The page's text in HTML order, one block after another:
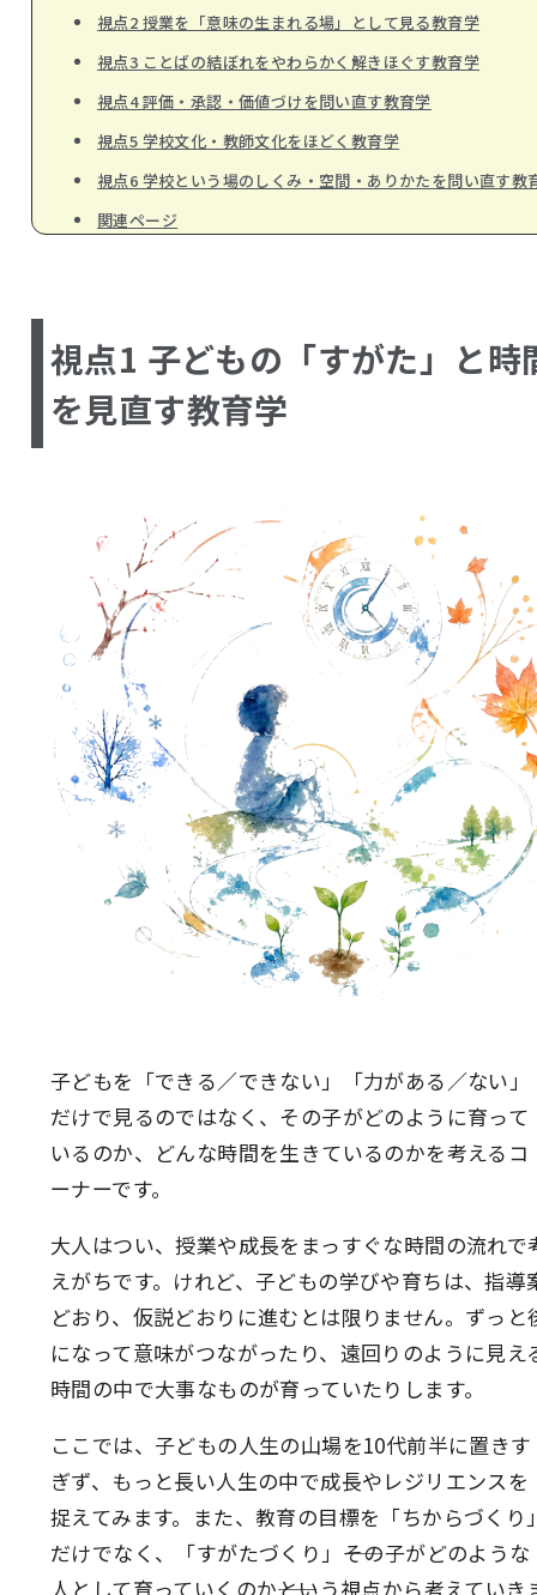
視点2 授業を「意味の生まれる場」として見る教育学
視点3 ことばの結ぼれをやわらかく解きほぐす教育学
視点4 評価・承認・価値づけを問い直す教育学
視点5 学校文化・教師文化をほどく教育学
視点6 学校という場のしくみ・空間・ありかたを問い直す教
関連ページ
視点1 子どもの「すがた」と時
を見直す教育学
子どもを「できる／できない」「力がある／ない」
だけで見るのではなく、その子がどのように育って
いるのか、どんな時間を生きているのかを考えるコ
ーナーです。
大人はつい、授業や成長をまっすぐな時間の流れで
えがちです。けれど、子どもの学びや育ちは、指導
どおり、仮説どおりに進むとは限りません。ずっと
になって意味がつながったり、遠回りのように見え
時間の中で大事なものが育っていたりします。
ここでは、子どもの人生の山場を10代前半に置きす
ぎず、もっと長い人生の中で成長やレジリエンスを
捉えてみます。また、教育の目標を「ちからづくり
だけでなく、「すがたづくり」――その子がどのような
人として育っていくのか――という視点から考えていき